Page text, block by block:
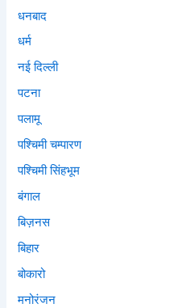
धनबाद
धर्म
नई दिल्ली
पटना
पलामू
पश्चिमी चम्पारण
पश्चिमी सिंहभूम
बंगाल
बिज़नस
बिहार
बोकारो
मनोरंजन